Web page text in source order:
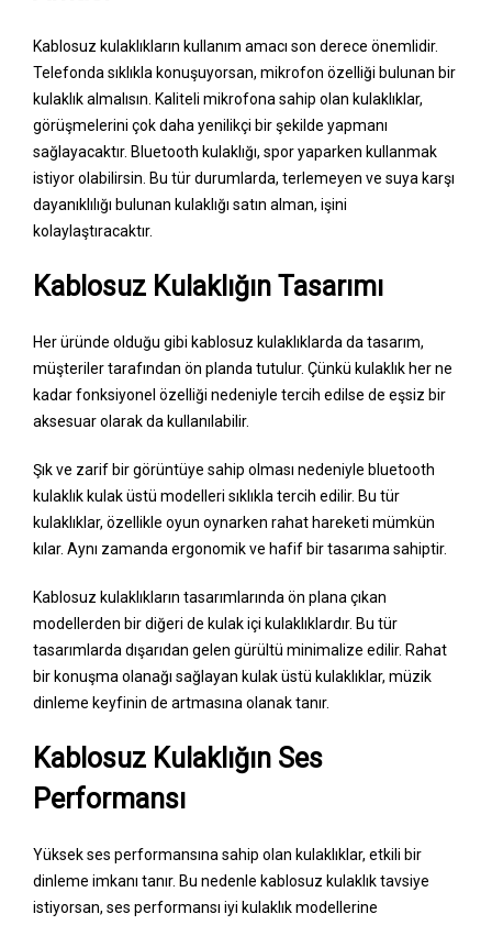
Kablosuz kulaklıkların kullanım amacı son derece önemlidir.
Telefonda sıklıkla konuşuyorsan, mikrofon özelliği bulunan bir
kulaklık almalısın. Kaliteli mikrofona sahip olan kulaklıklar,
görüşmelerini çok daha yenilikçi bir şekilde yapmanı
sağlayacaktır. Bluetooth kulaklığı, spor yaparken kullanmak
istiyor olabilirsin. Bu tür durumlarda, terlemeyen ve suya karşı
dayanıklılığı bulunan kulaklığı satın alman, işini
kolaylaştıracaktır.
Kablosuz Kulaklığın Tasarımı
Her üründe olduğu gibi kablosuz kulaklıklarda da tasarım,
müşteriler tarafından ön planda tutulur. Çünkü kulaklık her ne
kadar fonksiyonel özelliği nedeniyle tercih edilse de eşsiz bir
aksesuar olarak da kullanılabilir.
Şık ve zarif bir görüntüye sahip olması nedeniyle bluetooth
kulaklık kulak üstü modelleri sıklıkla tercih edilir. Bu tür
kulaklıklar, özellikle oyun oynarken rahat hareketi mümkün
kılar. Aynı zamanda ergonomik ve hafif bir tasarıma sahiptir.
Kablosuz kulaklıkların tasarımlarında ön plana çıkan
modellerden bir diğeri de kulak içi kulaklıklardır. Bu tür
tasarımlarda dışarıdan gelen gürültü minimalize edilir. Rahat
bir konuşma olanağı sağlayan kulak üstü kulaklıklar, müzik
dinleme keyfinin de artmasına olanak tanır.
Kablosuz Kulaklığın Ses
Performansı
Yüksek ses performansına sahip olan kulaklıklar, etkili bir
dinleme imkanı tanır. Bu nedenle kablosuz kulaklık tavsiye
istiyorsan, ses performansı iyi kulaklık modellerine